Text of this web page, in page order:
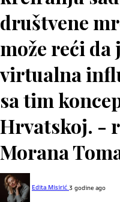
društvene
može reći da
virtualna
sa tim
Hrvatskoj. -
Morana
Edita Misirić 3 godine ago